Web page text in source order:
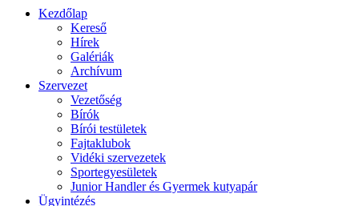
Kezdőlap
Kereső
Hírek
Galériák
Archívum
Szervezet
Vezetőség
Bírók
Bírói testületek
Fajtaklubok
Vidéki szervezetek
Sportegyesületek
Junior Handler és Gyermek kutyapár
Ügyintézés